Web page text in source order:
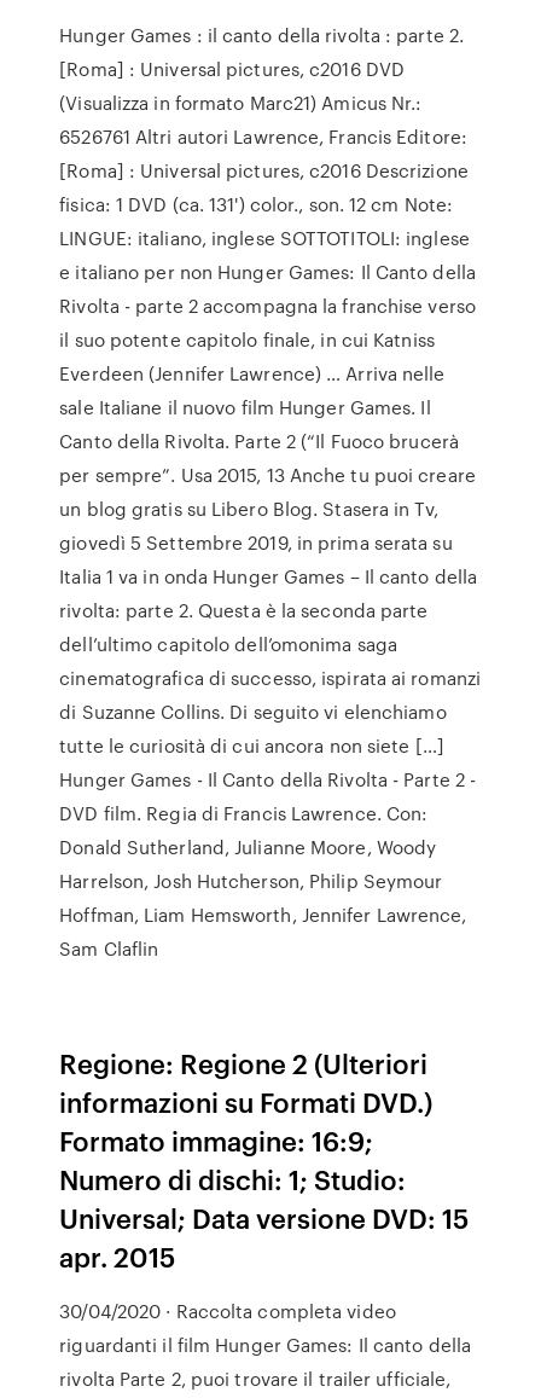
Hunger Games : il canto della rivolta : parte 2.
[Roma] : Universal pictures, c2016 DVD
(Visualizza in formato Marc21) Amicus Nr.:
6526761 Altri autori Lawrence, Francis Editore:
[Roma] : Universal pictures, c2016 Descrizione
fisica: 1 DVD (ca. 131') color., son. 12 cm Note:
LINGUE: italiano, inglese SOTTOTITOLI: inglese
e italiano per non Hunger Games: Il Canto della
Rivolta - parte 2 accompagna la franchise verso
il suo potente capitolo finale, in cui Katniss
Everdeen (Jennifer Lawrence) … Arriva nelle
sale Italiane il nuovo film Hunger Games. Il
Canto della Rivolta. Parte 2 (“Il Fuoco brucerà
per sempre”. Usa 2015, 13 Anche tu puoi creare
un blog gratis su Libero Blog. Stasera in Tv,
giovedì 5 Settembre 2019, in prima serata su
Italia 1 va in onda Hunger Games – Il canto della
rivolta: parte 2. Questa è la seconda parte
dell’ultimo capitolo dell’omonima saga
cinematografica di successo, ispirata ai romanzi
di Suzanne Collins. Di seguito vi elenchiamo
tutte le curiosità di cui ancora non siete […]
Hunger Games - Il Canto della Rivolta - Parte 2 -
DVD film. Regia di Francis Lawrence. Con:
Donald Sutherland, Julianne Moore, Woody
Harrelson, Josh Hutcherson, Philip Seymour
Hoffman, Liam Hemsworth, Jennifer Lawrence,
Sam Claflin
Regione: Regione 2 (Ulteriori
informazioni su Formati DVD.)
Formato immagine: 16:9;
Numero di dischi: 1; Studio:
Universal; Data versione DVD: 15
apr. 2015
30/04/2020 · Raccolta completa video
riguardanti il film Hunger Games: Il canto della
rivolta Parte 2, puoi trovare il trailer ufficiale,